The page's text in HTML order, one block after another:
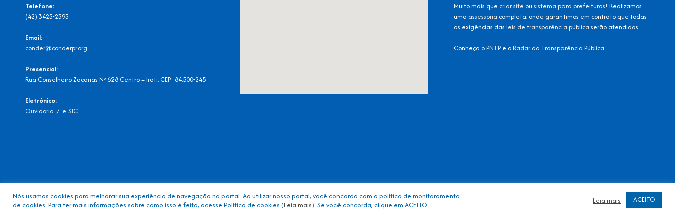
Telefone:
(42) 3423-2393
Email:
conder@conderpr.org
Presencial:
Rua Conselheiro Zacarias Nº 628 Centro – Irati, CEP: 84.500-245
Eletrônico:
Ouvidoria / e-SIC
Muito mais que criar site ousistema para prefeituras! Realizamos
uma assessoria completa, onde garantimos em contrato que todas
as exigências dasleis de transparência pública serão atendidas.
Conheça oPNTP e oRadar da Transparência Pública
Todos os direitos reservados ao Consórcio Intermunicipal – CONDER Acessar o Webmail
Nós usamos cookies para melhorar sua experiência de navegação no portal. Ao utilizar nosso portal, você concorda com a política de monitoramento
de cookies. Para ter mais informações sobre como isso é feito, acesse Política de cookies (Leia mais). Se você concorda, clique em ACEITO. Leia mais ACEITO